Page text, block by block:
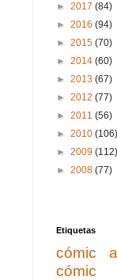
► 2017 (84)
► 2016 (94)
► 2015 (70)
► 2014 (60)
► 2013 (67)
► 2012 (77)
► 2011 (56)
► 2010 (106)
► 2009 (112)
► 2008 (77)
Etiquetas
cómic
cómic